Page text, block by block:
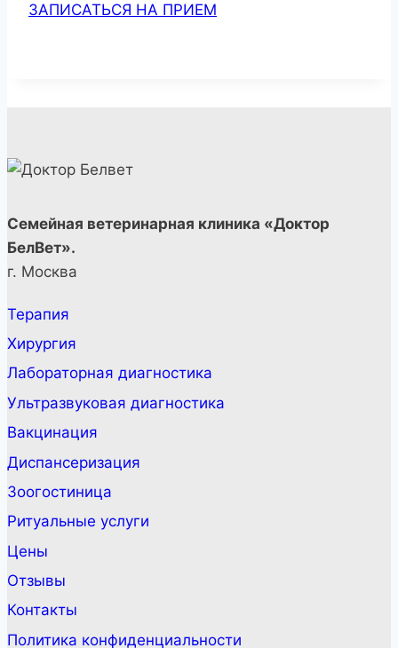
ЗАПИСАТЬСЯ НА ПРИЕМ
Семейная ветеринарная клиника «Доктор
БелВет».
г. Москва
Терапия
Хирургия
Лабораторная диагностика
Ультразвуковая диагностика
Вакцинация
Диспансеризация
Зоогостиница
Ритуальные услуги
Цены
Отзывы
Контакты
Политика конфиденциальности